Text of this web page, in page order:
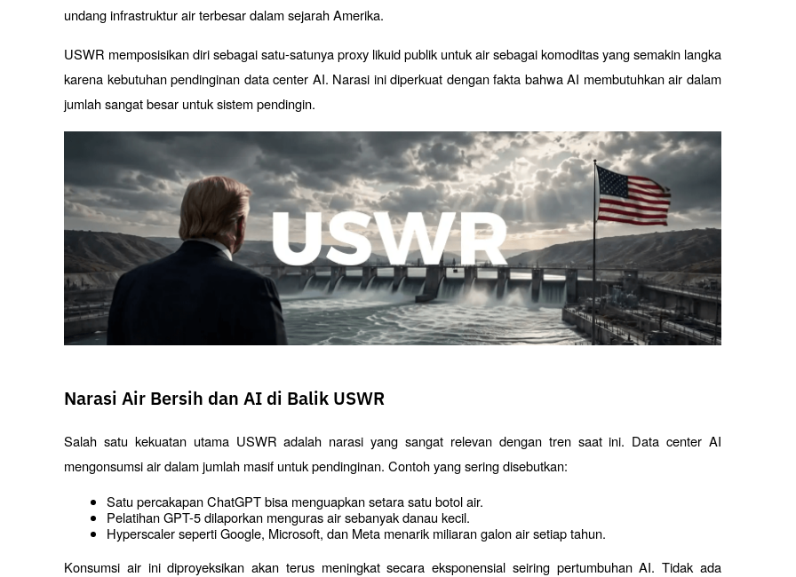
undang infrastruktur air terbesar dalam sejarah Amerika.
USWR memposisikan diri sebagai satu-satunya proxy likuid publik untuk air sebagai komoditas yang semakin langka
karena kebutuhan pendinginan data center AI. Narasi ini diperkuat dengan fakta bahwa AI membutuhkan air dalam
jumlah sangat besar untuk sistem pendingin.
Narasi Air Bersih dan AI di Balik USWR
Salah satu kekuatan utama USWR adalah narasi yang sangat relevan dengan tren saat ini. Data center AI
mengonsumsi air dalam jumlah masif untuk pendinginan. Contoh yang sering disebutkan:
Satu percakapan ChatGPT bisa menguapkan setara satu botol air.
Pelatihan GPT-5 dilaporkan menguras air sebanyak danau kecil.
Hyperscaler seperti Google, Microsoft, dan Meta menarik miliaran galon air setiap tahun.
Konsumsi air ini diproyeksikan akan terus meningkat secara eksponensial seiring pertumbuhan AI. Tidak ada